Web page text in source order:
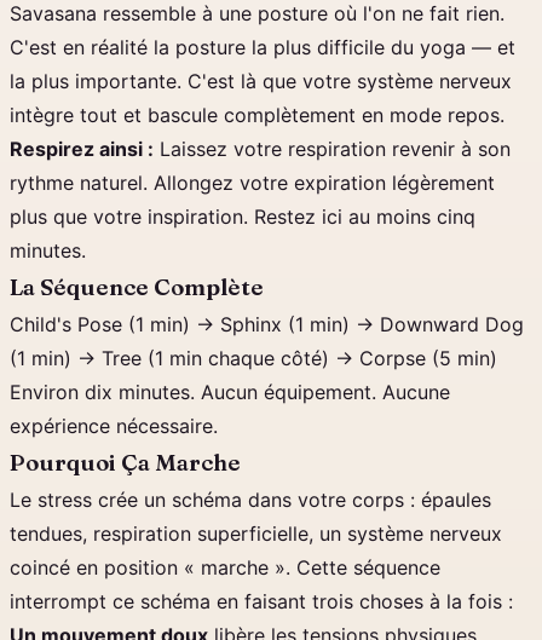
Savasana ressemble à une posture où l'on ne fait rien.
C'est en réalité la posture la plus difficile du yoga — et
la plus importante. C'est là que votre système nerveux
intègre tout et bascule complètement en mode repos.
Respirez ainsi : Laissez votre respiration revenir à son
rythme naturel. Allongez votre expiration légèrement
plus que votre inspiration. Restez ici au moins cinq
minutes.
La Séquence Complète
Child's Pose (1 min) → Sphinx (1 min) → Downward Dog
(1 min) → Tree (1 min chaque côté) → Corpse (5 min)
Environ dix minutes. Aucun équipement. Aucune
expérience nécessaire.
Pourquoi Ça Marche
Le stress crée un schéma dans votre corps : épaules
tendues, respiration superficielle, un système nerveux
coincé en position « marche ». Cette séquence
interrompt ce schéma en faisant trois choses à la fois :
Un mouvement doux libère les tensions physiques